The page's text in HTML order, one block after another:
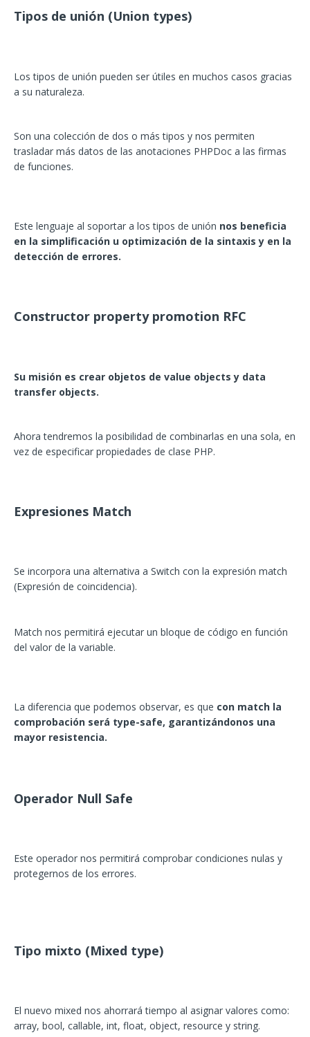
Tipos de unión (Union types)
Los tipos de unión pueden ser útiles en muchos casos gracias
a su naturaleza.
Son una colección de dos o más tipos y nos permiten
trasladar más datos de las anotaciones PHPDoc a las firmas
de funciones.
Este lenguaje al soportar a los tipos de unión nos beneficia
en la simplificación u optimización de la sintaxis y en la
detección de errores.
Constructor property promotion RFC
Su misión es crear objetos de value objects y data
transfer objects.
Ahora tendremos la posibilidad de combinarlas en una sola, en
vez de especificar propiedades de clase PHP.
Expresiones Match
Se incorpora una alternativa a Switch con la expresión match
(Expresión de coincidencia).
Match nos permitirá ejecutar un bloque de código en función
del valor de la variable.
La diferencia que podemos observar, es que con match la
comprobación será type-safe, garantizándonos una
mayor resistencia.
Operador Null Safe
Este operador nos permitirá comprobar condiciones nulas y
protegernos de los errores.
Tipo mixto (Mixed type)
El nuevo mixed nos ahorrará tiempo al asignar valores como:
array, bool, callable, int, float, object, resource y string.